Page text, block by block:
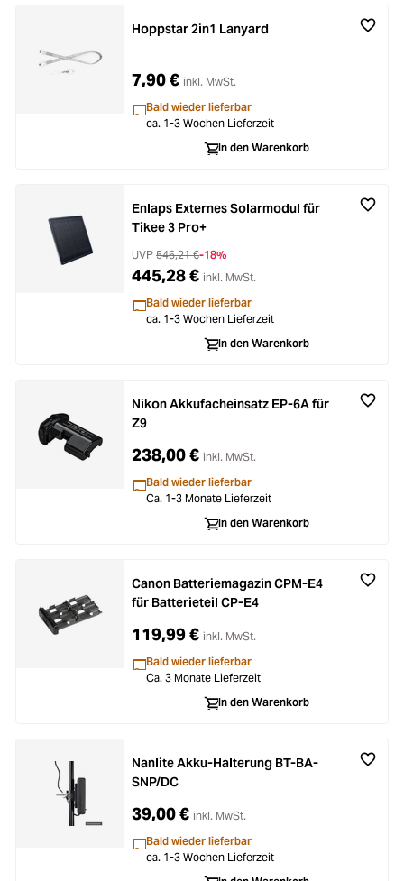
Hoppstar 2in1 Lanyard
7,90 € inkl. MwSt.
Bald wieder lieferbar
ca. 1-3 Wochen Lieferzeit
In den Warenkorb
Enlaps Externes Solarmodul für
Tikee 3 Pro+
UVP 546,21 €-18%
445,28 € inkl. MwSt.
Bald wieder lieferbar
ca. 1-3 Wochen Lieferzeit
In den Warenkorb
Nikon Akkufacheinsatz EP-6A für
Z9
238,00 € inkl. MwSt.
Bald wieder lieferbar
Ca. 1-3 Monate Lieferzeit
In den Warenkorb
Canon Batteriemagazin CPM-E4
für Batterieteil CP-E4
119,99 € inkl. MwSt.
Bald wieder lieferbar
Ca. 3 Monate Lieferzeit
In den Warenkorb
Nanlite Akku-Halterung BT-BA-
SNP/DC
39,00 € inkl. MwSt.
Bald wieder lieferbar
ca. 1-3 Wochen Lieferzeit